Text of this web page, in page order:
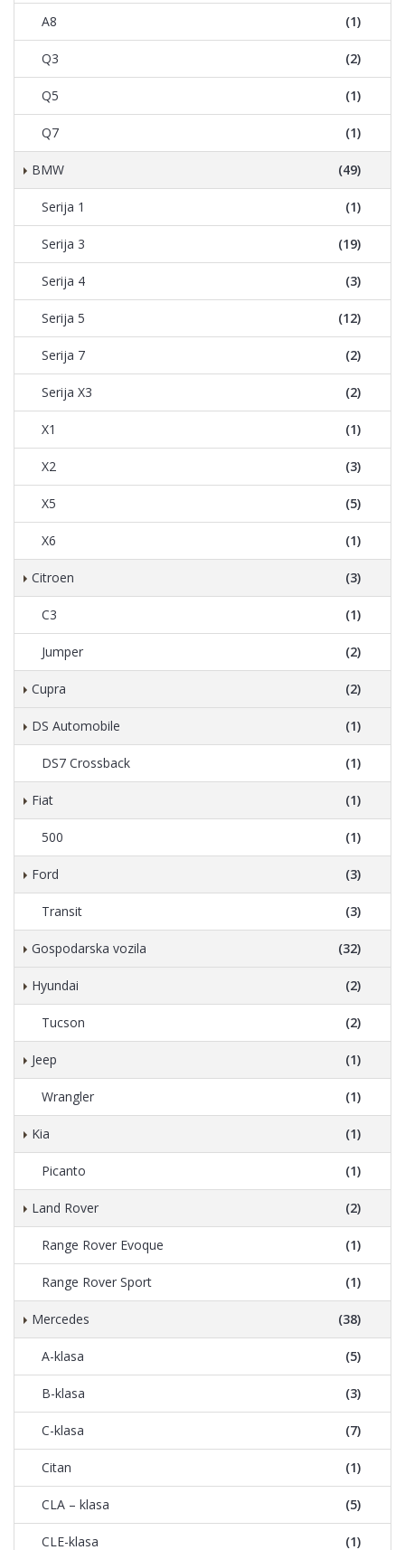
A8 (1)
Q3 (2)
Q5 (1)
Q7 (1)
BMW (49)
Serija 1 (1)
Serija 3 (19)
Serija 4 (3)
Serija 5 (12)
Serija 7 (2)
Serija X3 (2)
X1 (1)
X2 (3)
X5 (5)
X6 (1)
Citroen (3)
C3 (1)
Jumper (2)
Cupra (2)
DS Automobile (1)
DS7 Crossback (1)
Fiat (1)
500 (1)
Ford (3)
Transit (3)
Gospodarska vozila (32)
Hyundai (2)
Tucson (2)
Jeep (1)
Wrangler (1)
Kia (1)
Picanto (1)
Land Rover (2)
Range Rover Evoque (1)
Range Rover Sport (1)
Mercedes (38)
A-klasa (5)
B-klasa (3)
C-klasa (7)
Citan (1)
CLA – klasa (5)
CLE-klasa (1)